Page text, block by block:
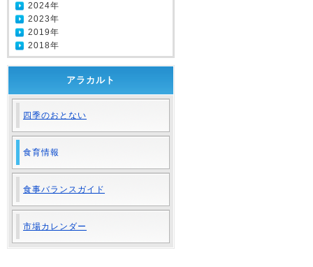
2024年
2023年
2019年
2018年
アラカルト
四季のおとない
食育情報
食事バランスガイド
市場カレンダー